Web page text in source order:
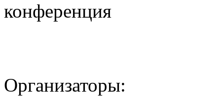
конференция
Организаторы: